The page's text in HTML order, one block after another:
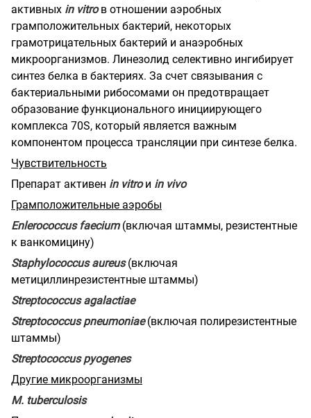
активных in vitroв отношении аэробных
грамположительных бактерий, некоторых
грамотрицательных бактерий и анаэробных
микроорганизмов. Линезолид селективно ингибирует
синтез белка в бактериях. За счет связывания с
бактериальными рибосомами он предотвращает
образование функционального инициирующего
комплекса 70S, который является важным
компонентом процесса трансляции при синтезе белка.
Чувствительность
Препарат активен in vitro и in vivo
Грамположительные аэробы
Enlerococcus faecium(включая штаммы, резистентные
к ванкомицину)
Staphylococcus aureus(включая
метициллинрезистентные штаммы)
Streptococcus agalactiae
Streptococcus pneumoniae(включая полирезистентные
штаммы)
Streptococcus pyogenes
Другие микроорганизмы
М. tuberculosis